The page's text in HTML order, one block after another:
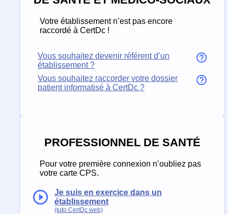
Votre établissement n’est pas encore
raccordé à CertDc !
Vous souhaitez devenir référent d’un
établissement ?
Vous souhaitez raccorder votre dossier
patient informatisé à CertDc ?
PROFESSIONNEL DE SANTÉ
Pour votre première connexion n’oubliez pas
votre carte CPS.
Je suis en exercice dans un
établissement
(tuto CertDc web)